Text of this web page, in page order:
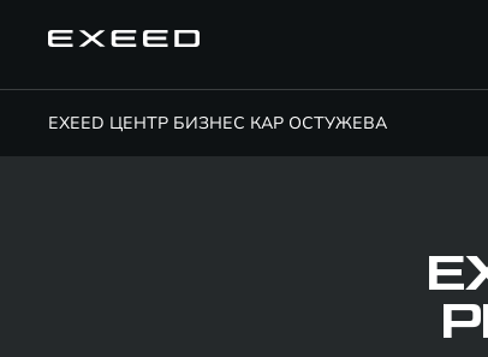
EXEED ЦЕНТР БИЗНЕС КАР ОСТУЖЕВА